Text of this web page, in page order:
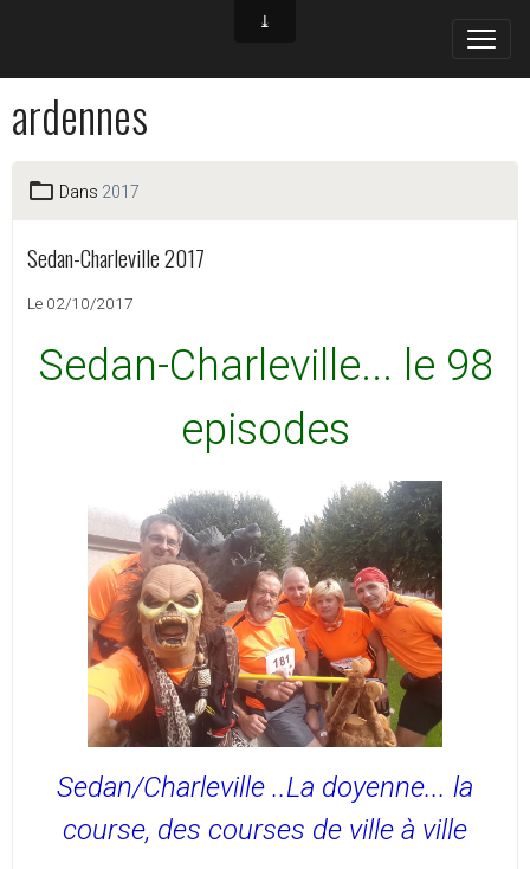
ardennes
Dans 2017
Sedan-Charleville 2017
Le 02/10/2017
Sedan-Charleville... le 98
episodes
Sedan/Charleville ..La doyenne... la
course, des courses de ville à ville